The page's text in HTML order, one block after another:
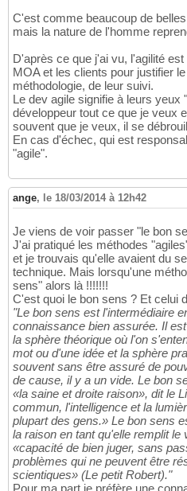
C'est comme beaucoup de
mais la nature de l'homme
D'après ce que j'ai vu, l'agilité
MOA et les clients pour justifier
méthodologie, de leur suivi.
Le dev agile signifie à leurs yeux
développeur tout ce que je veux
souvent que je veux, il se
En cas d'échec, qui est
"agile".
ange, le 18/03/2014 à 12h42
Je viens de voir passer "le bon
J'ai pratiqué les méthodes
et je trouvais qu'elle avaient du
technique. Mais lorsqu'une
sens" alors là !!!!!!!
C'est quoi le bon sens ? Et celui
"Le bon sens est l'intermédiaire
connaissance bien assurée. Il
la sphère théorique où l'on
mot ou d'une idée et la sphère
souvent sans être assuré de
de cause, il y a un vide. Le bon
«la saine et droite raison», dit le
commun, l'intelligence et la
plupart des gens.» Le bon sens
la raison en tant qu'elle remplit
«capacité de bien juger, sans
problèmes qui ne peuvent être
scientiques» (Le petit Robert)."